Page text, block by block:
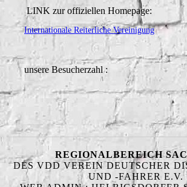
LINK zur offiziellen Homepage:
Internationale Reiterliche Vereinigung
unsere Besucherzahl :
REGIONALBEREICH
DES VDD VEREIN DEUTSCHER
UND -FAHRER E.V.